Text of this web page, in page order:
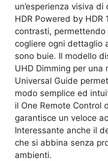
un’esperienza visiva
HDR Powered by HDR
contrasti,
cogliere ogni dettaglio
sono buie. Il modello
UHD Dimming per una
Universal Guide
modo semplice ed
il One Remote Control
garantisce un veloce
Interessante anche il
che si abbina senza
ambienti.